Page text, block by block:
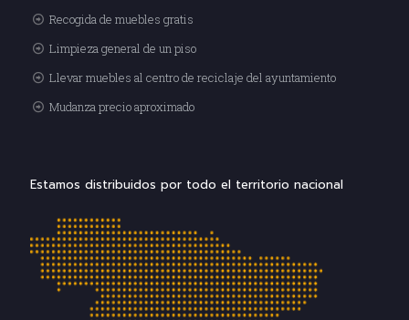
Recogida de muebles gratis
Limpieza general de un piso
Llevar muebles al centro de reciclaje del ayuntamiento
Mudanza precio aproximado
Estamos distribuidos por todo el territorio nacional